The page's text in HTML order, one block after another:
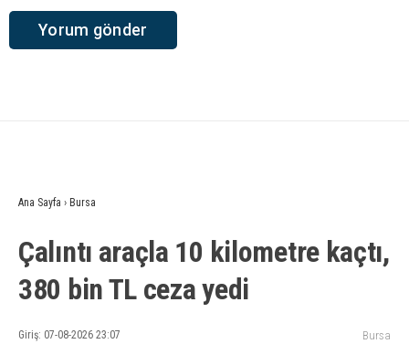
Ana Sayfa › Bursa
Çalıntı araçla 10 kilometre kaçtı,
380 bin TL ceza yedi
Giriş: 07-08-2026 23:07
Bursa